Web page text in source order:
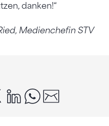
danken!“
Medienchefin STV
x linkedinwhatsapp